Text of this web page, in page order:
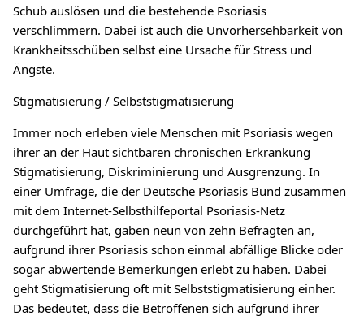
Schub auslösen und die bestehende Psoriasis
verschlimmern. Dabei ist auch die Unvorhersehbarkeit von
Krankheitsschüben selbst eine Ursache für Stress und
Ängste.
Stigmatisierung / Selbststigmatisierung
Immer noch erleben viele Menschen mit Psoriasis wegen
ihrer an der Haut sichtbaren chronischen Erkrankung
Stigmatisierung, Diskriminierung und Ausgrenzung. In
einer Umfrage, die der Deutsche Psoriasis Bund zusammen
mit dem Internet-Selbsthilfeportal Psoriasis-Netz
durchgeführt hat, gaben neun von zehn Befragten an,
aufgrund ihrer Psoriasis schon einmal abfällige Blicke oder
sogar abwertende Bemerkungen erlebt zu haben. Dabei
geht Stigmatisierung oft mit Selbststigmatisierung einher.
Das bedeutet, dass die Betroffenen sich aufgrund ihrer